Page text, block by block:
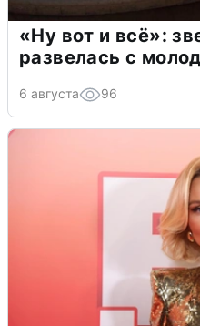
«Ну вот и всё»:
развелась с
6 августа 96